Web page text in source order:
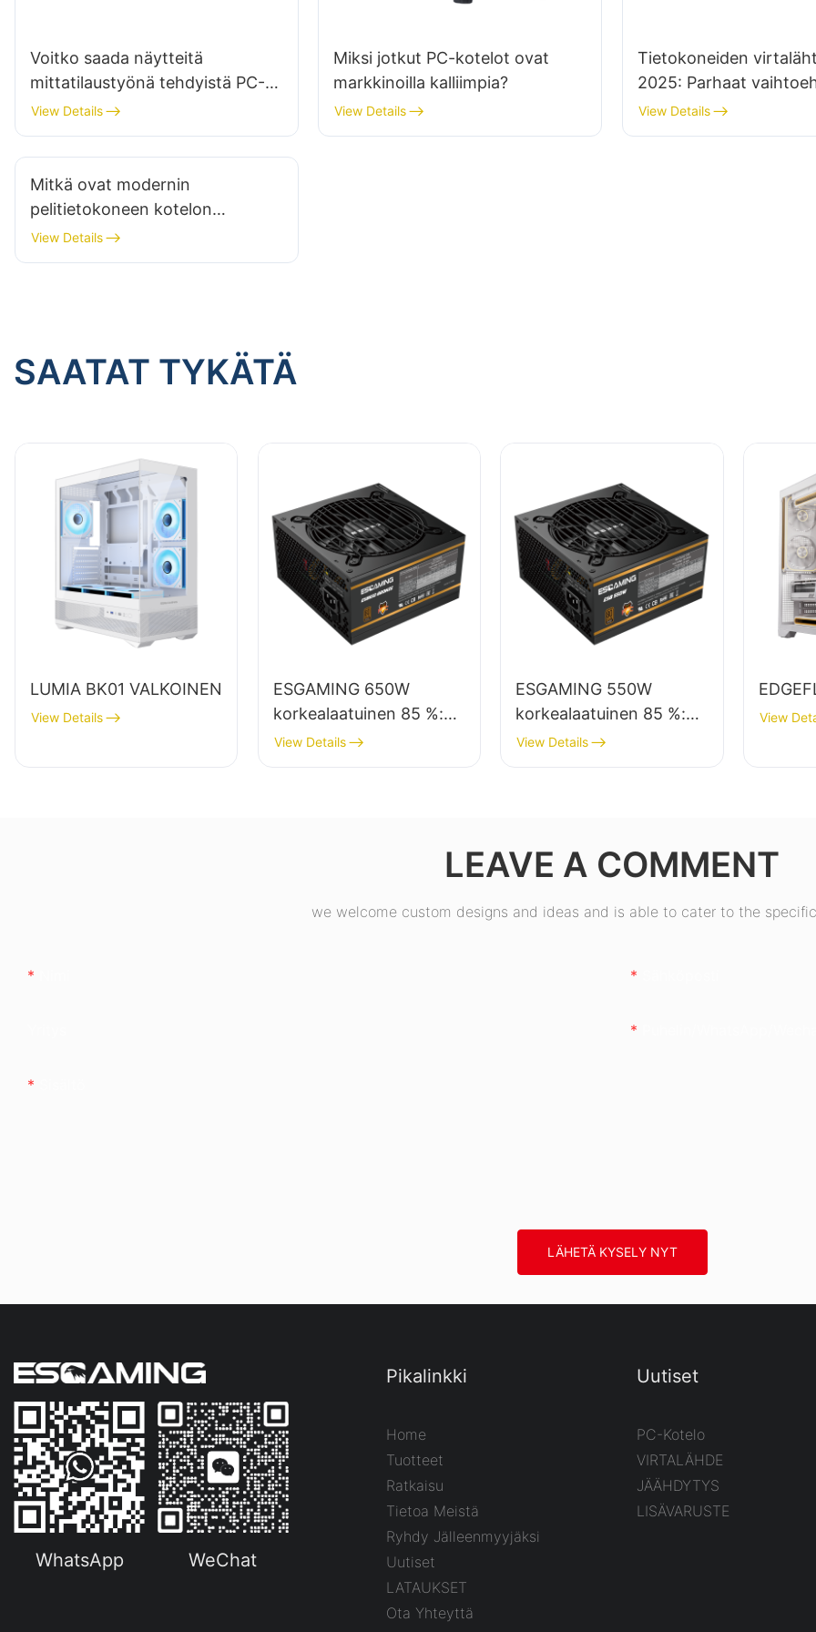
Voitko saada näytteitä
mittatilaustyönä tehdyistä PC-
koteloista?
View Details
Miksi jotkut PC-kotelot ovat
markkinoilla kalliimpia?
View Details
Tietokoneiden
2025: Parhaat
kompakteille
monitoimitietokoneille
View Details
Mitkä ovat modernin
pelitietokoneen kotelon
välttämättömät ominaisuudet?
View Details
SAATAT TYKÄTÄ
LUMIA BK01 VALKOINEN
View Details
ESGAMING 650W
korkealaatuinen 85 %:n
hyötysuhteella
varustettu
View Details
ESGAMING 550W
korkealaatuinen 85 %:n
hyötysuhde 80+ pronssi
pöytätietokoneiden
View Details
View
LEAVE A COMMENT
we welcome custom designs and ideas and is able to cater to the
LÄHETÄ KYSELY NYT
WhatsApp WeChat
Pikalinkki
Home
Tuotteet
Ratkaisu
Tietoa Meistä
Ryhdy Jälleenmyyjäksi
Uutiset
LATAUKSET
Ota Yhteyttä
Uutiset
PC-Kotelo
VIRTALÄHDE
JÄÄHDYTYS
LISÄVARUSTE